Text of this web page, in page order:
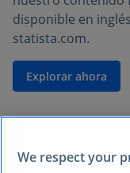
disponible en
statista.com.
Explorar ahora
We respect your